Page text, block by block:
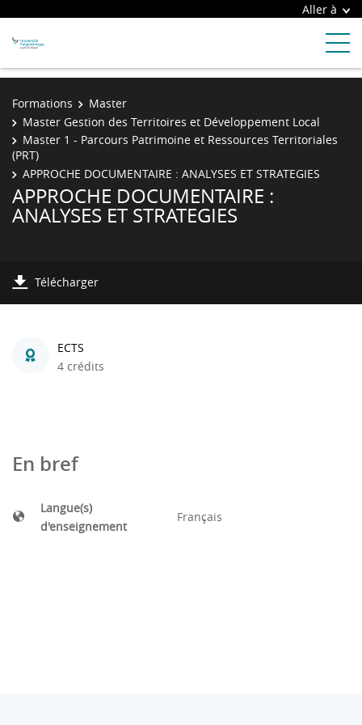
Aller à
Formations
Master
Master Gestion des Territoires et Développement Local
Master 1 - Parcours Patrimoine et Ressources Territoriales
(PRT)
APPROCHE DOCUMENTAIRE : ANALYSES ET STRATEGIES
APPROCHE DOCUMENTAIRE :
ANALYSES ET STRATEGIES
Télécharger
ECTS
4 crédits
En bref
Langue(s)
d'enseignement
Français